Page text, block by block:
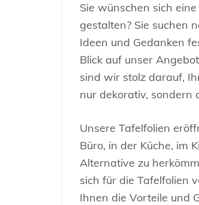
Sie wünschen sich
gestalten? Sie suchen
Ideen und Gedanken
Blick auf unser
sind wir stolz darauf,
nur dekorativ, sondern
Unsere Tafelfolien
Büro, in der Küche, im
Alternative zu
sich für die Tafelfolien
Ihnen die Vorteile und